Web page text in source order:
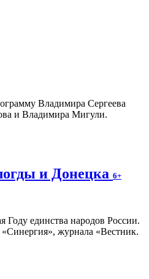
Владимира Сергеева
и Владимира Мигули.
и Донецка 6+
Году единства народов России.
журнала «Вестник.